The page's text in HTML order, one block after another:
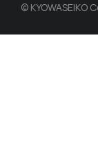
© KYOWASEIKO